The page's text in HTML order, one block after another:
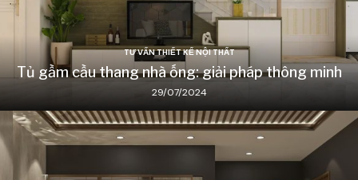
TƯ VẤN THIẾT KẾ NỘI THẤT
Tủ gầm cầu thang nhà ống: giải pháp thông minh
29/07/2024